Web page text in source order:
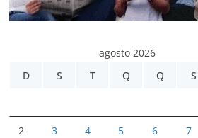
agosto 2026
D
S T Q Q S
2 3 4 5 6 7